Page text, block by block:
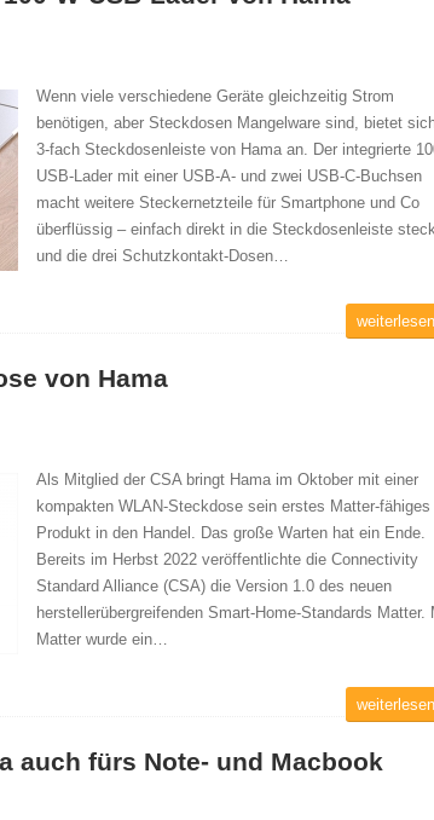
Wenn viele verschiedene Geräte gleichzeitig Strom
benötigen, aber Steckdosen Mangelware sind, bietet
3-fach Steckdosenleiste von Hama an. Der integrierte
USB-Lader mit einer USB-A- und zwei USB-C-Buchsen
macht weitere Steckernetzteile für Smartphone und Co
überflüssig – einfach direkt in die Steckdosenleiste
und die drei Schutzkontakt-Dosen…
von Hama
Als Mitglied der CSA bringt Hama im Oktober mit einer
kompakten WLAN-Steckdose sein erstes Matter-fähiges
Produkt in den Handel. Das große Warten hat ein Ende.
Bereits im Herbst 2022 veröffentlichte die Connectivity
Standard Alliance (CSA) die Version 1.0 des neuen
herstellerübergreifenden Smart-Home-Standards Matter.
Matter wurde ein…
auch fürs Note- und Macbook